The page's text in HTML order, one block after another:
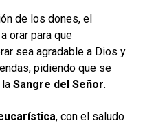
de los dones, el
orar para que
sea agradable a Dios y
pidiendo que se
la Sangre del Señor.
, con el saludo